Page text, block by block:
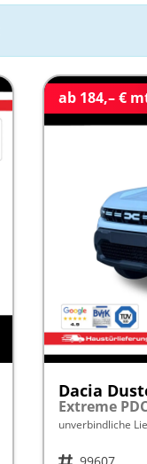
ab 184,– €
Dacia
Extreme
unverbindliche